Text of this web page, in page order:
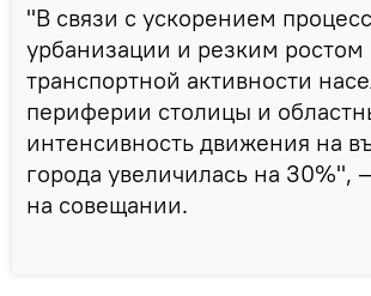
"В связи с ускорением
урбанизации и резким ростом
транспортной активности
периферии столицы и
интенсивность движения на
города увеличилась на 30%",
на совещании.